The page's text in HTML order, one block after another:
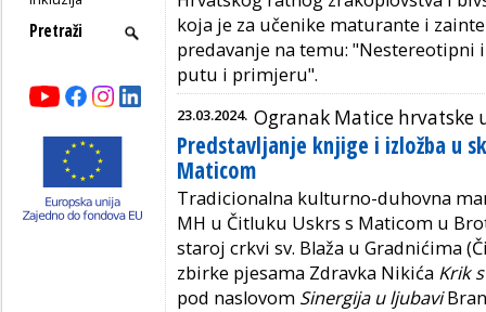
koja je za učenike maturante i
predavanje na temu: "Nestereotipni
putu i primjeru".
23.03.2024. Ogranak Matice hrvatske
Predstavljanje knjige i izložba u
Maticom
Tradicionalna kulturno-duhovna
MH u Čitluku Uskrs s Maticom u
staroj crkvi sv. Blaža u Gradnićima
zbirke pjesama Zdravka Nikića Krik
pod naslovom Sinergija u ljubavi